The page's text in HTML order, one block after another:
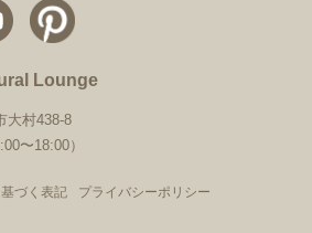
Lounge
大村438-8
〜18:00）
づく表記 プライバシーポリシー